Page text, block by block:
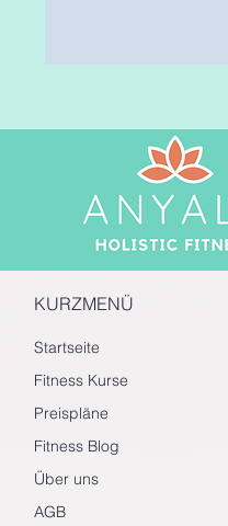
KURZMENÜ
Startseite
Fitness Kurse
Preispläne
Fitness Blog
Über uns
AGB